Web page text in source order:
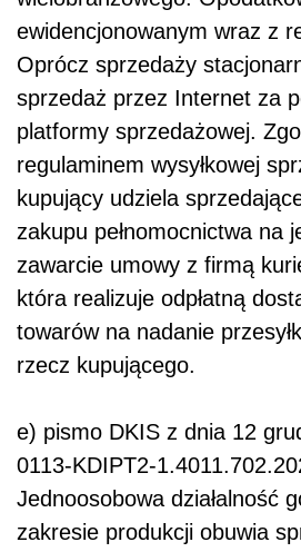
ewidencjonowanym wraz z
Oprócz sprzedaży
sprzedaż przez Internet za
platformy sprzedażowej.
regulaminem wysyłkowej
kupujący udziela
zakupu pełnomocnictwa na
zawarcie umowy z firmą
która realizuje odpłatną
towarów na nadanie
rzecz kupującego.
e) pismo DKIS z dnia 12
0113-KDIPT2-
Jednoosobowa działalność
zakresie produkcji obuwia